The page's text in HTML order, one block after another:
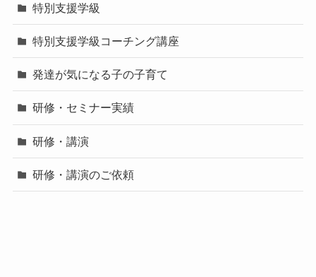
特別支援学級
特別支援学級コーチング講座
発達が気になる子の子育て
研修・セミナー実績
研修・講演
研修・講演のご依頼